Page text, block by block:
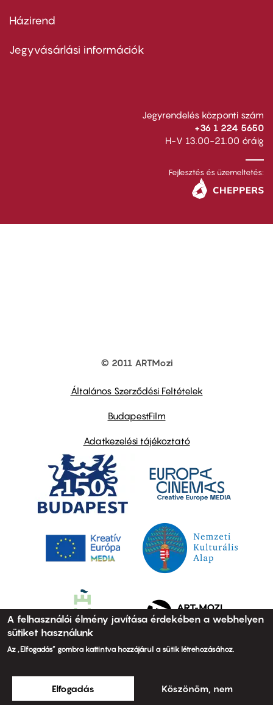
Footer
second
Házirend
Jegyvásárlási információk
Jegyrendelés központi szám
+36 1 224 5650
H-V 13.00-21.00 óráig
Fejlesztés és üzemeltetés:
© 2011 ARTMozi
Általános Szerződési Feltételek
BudapestFilm
Adatkezelési tájékoztató
A felhasználói élmény javítása érdekében a webhelyen
sütiket használunk
Az „Elfogadás” gombra kattintva hozzájárul a sütik létrehozásához.
Elfogadás Köszönöm, nem